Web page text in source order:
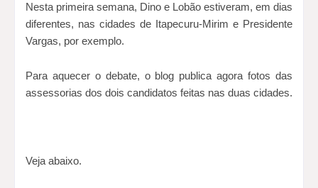
Nesta primeira semana, Dino e Lobão estiveram, em dias
diferentes, nas cidades de Itapecuru-Mirim e Presidente
Vargas, por exemplo.
Para aquecer o debate, o blog publica agora fotos das
assessorias dos dois candidatos feitas nas duas cidades.
Veja abaixo.